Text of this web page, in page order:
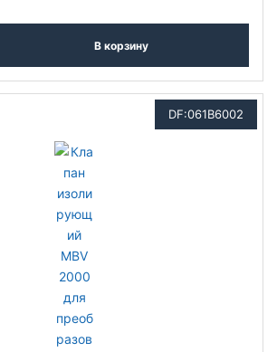
В корзину
DF:061B6002